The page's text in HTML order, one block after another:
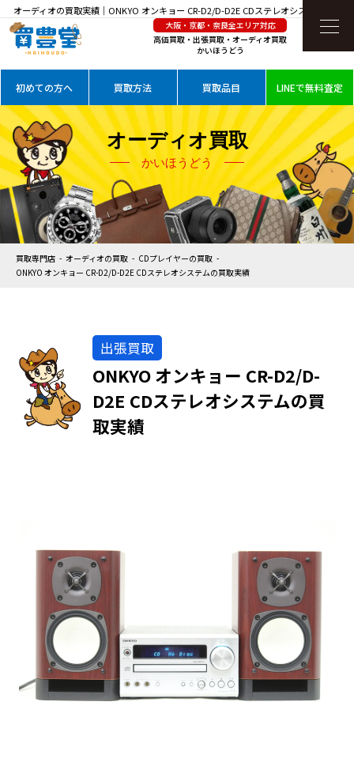
オーディオの買取実績｜ONKYO オンキョー CR-D2/D-D2E CDステレオシステムを高価
買取
大阪・京都・奈良全エリア対応
高価買取・出張買取・オーディオ買取
かいほうどう
初めての方へ 買取方法 買取品目 LINEで無料査定
オーディオ買取
かいほうどう
買取専門店 オーディオの買取
CDプレイヤーの買取
ONKYO オンキョー CR-D2/D-D2E CDステレオシステムの買取実績
出張買取
ONKYO オンキョー CR-D2/D-
D2E CDステレオシステムの買
取実績